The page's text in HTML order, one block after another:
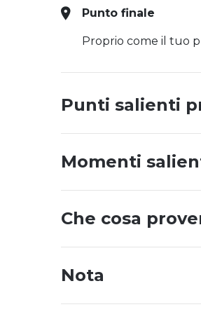
Punto finale
Proprio come il tuo
Punti salienti
Momenti
Che cosa
Nota